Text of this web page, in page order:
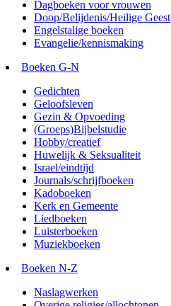
Dagboeken voor vrouwen
Doop/Belijdenis/Heilige Geest
Engelstalige boeken
Evangelie/kennismaking
Boeken G-N
Gedichten
Geloofsleven
Gezin & Opvoeding
(Groeps)Bijbelstudie
Hobby/creatief
Huwelijk & Seksualiteit
Israel/eindtijd
Journals/schrijfboeken
Kadoboeken
Kerk en Gemeente
Liedboeken
Luisterboeken
Muziekboeken
Boeken N-Z
Naslagwerken